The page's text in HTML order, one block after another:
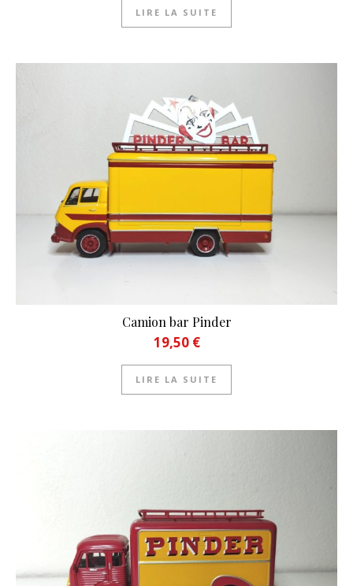
LIRE LA SUITE
Camion bar Pinder
19,50 €
LIRE LA SUITE